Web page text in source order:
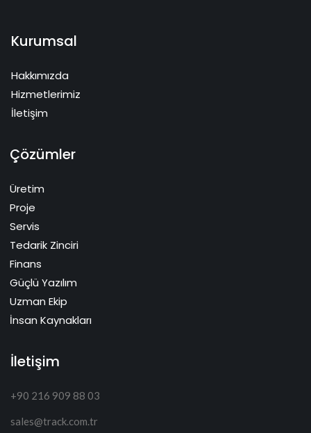
Kurumsal
Hakkımızda
Hizmetlerimiz
İletişim
Çözümler
Üretim
Proje
Servis
Tedarik Zinciri
Finans
Güçlü Yazılım
Uzman Ekip
İnsan Kaynakları
İletişim
+90 216 909 88 03
sales@track.com.tr